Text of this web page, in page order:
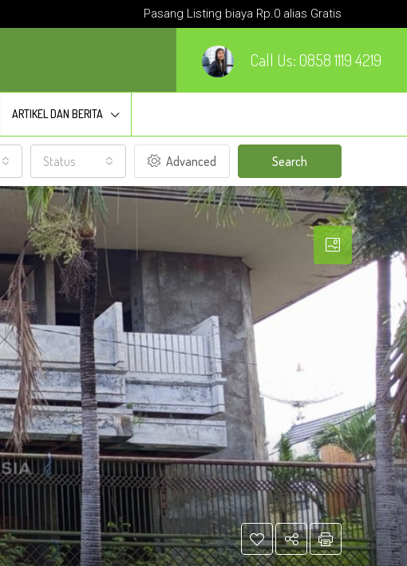
Pasang Listing biaya Rp.0 alias Gratis
Call Us: 0858 1119 4219
ARTIKEL DAN BERITA
Status Advanced Search